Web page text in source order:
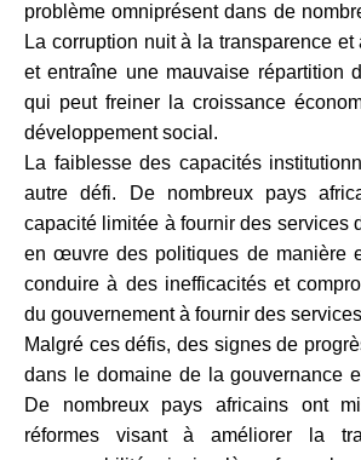
problème omniprésent dans de
La corruption nuit à la transparence
et entraîne une mauvaise répartition
qui peut freiner la croissance
développement social.
La faiblesse des capacités
autre défi. De nombreux pays
capacité limitée à fournir des services
en œuvre des politiques de manière
conduire à des inefficacités et
du gouvernement à fournir des
Malgré ces défis, des signes de
dans le domaine de la gouvernance
De nombreux pays africains ont
réformes visant à améliorer la